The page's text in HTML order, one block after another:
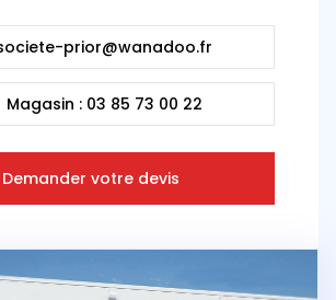
prior@wanadoo.fr
Magasin : 03 85 73 00 22
Demander votre devis